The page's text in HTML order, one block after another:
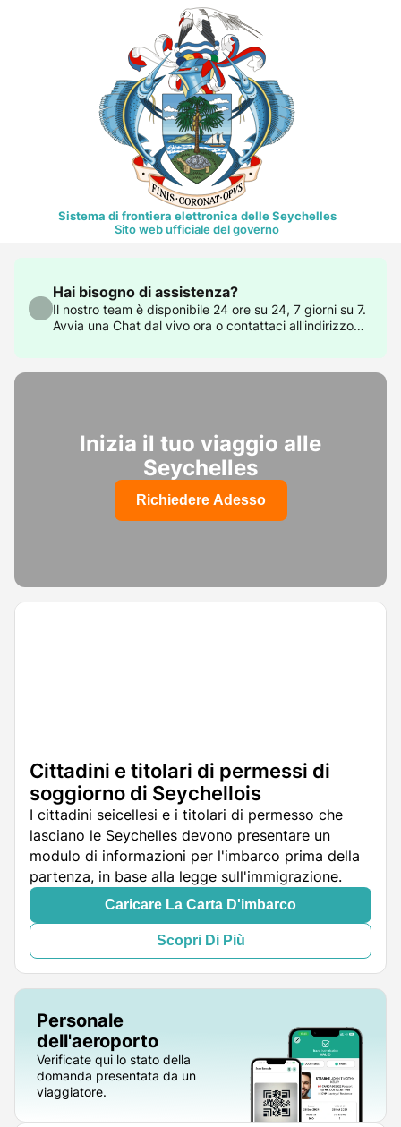
Sistema di frontiera elettronica delle Seychelles
Sito web ufficiale del governo
Hai bisogno di assistenza?
Il nostro team è disponibile 24 ore su 24, 7 giorni su 7.
Avvia una Chat dal vivo ora o contattaci all'indirizzo
Inizia il tuo viaggio alle
Seychelles
Richiedere Adesso
Cittadini e titolari di permessi di
soggiorno di Seychellois
I cittadini seicellesi e i titolari di permesso che
lasciano le Seychelles devono presentare un
modulo di informazioni per l'imbarco prima della
partenza, in base alla legge sull'immigrazione.
Caricare La Carta D'imbarco
Scopri Di Più
Personale
dell'aeroporto
Verificate qui lo stato della
domanda presentata da un
viaggiatore.